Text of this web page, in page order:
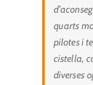
quarts
pilotes i
cistella,
diverses